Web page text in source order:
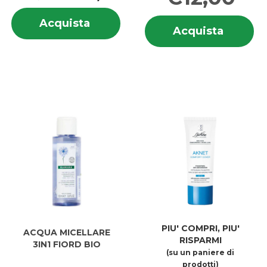
Acquista
Acquista ACNIBEN
MATTIFYING
CLEANSER al
Informazioni
su ACNIBEN
MATTIFYING
CLEANSER
Acquista
ACQUA MICELLARE
3IN1 FIORD BIO
PIU' COMPRI, PIU'
RISPARMI
(su un paniere di
prodotti)